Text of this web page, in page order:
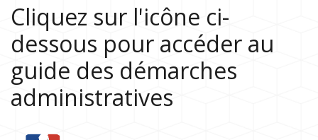
Cliquez sur l'icône ci-
dessous pour accéder au
guide des démarches
administratives